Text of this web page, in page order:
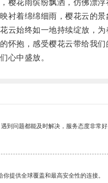
花雨缤纷飘洒，仿佛漂浮
着绵绵细雨，樱花云的景
始终如一地持续绽放，为
抱，感受樱花云带给我们
中盛放。
到问题都能及时解决，服务态度非常好
提供全球覆盖和最高安全性的连接。